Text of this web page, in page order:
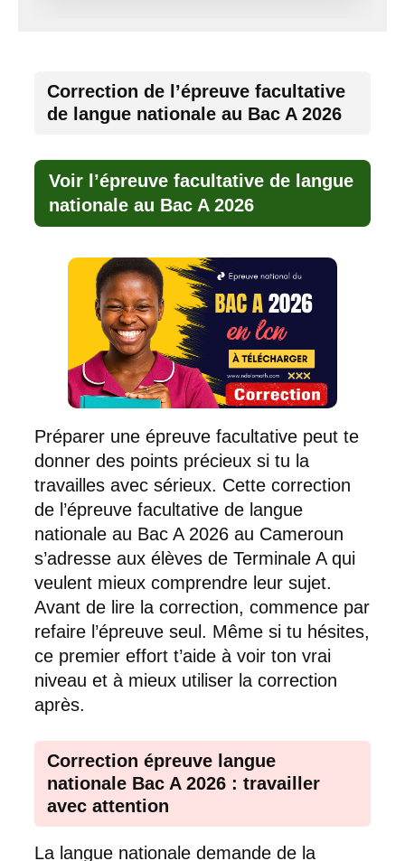
Correction de l’épreuve facultative
de langue nationale au Bac A 2026
Voir l’épreuve facultative de langue
nationale au Bac A 2026
Préparer une épreuve facultative peut te
donner des points précieux si tu la
travailles avec sérieux. Cette correction
de l’épreuve facultative de langue
nationale au Bac A 2026 au Cameroun
s’adresse aux élèves de Terminale A qui
veulent mieux comprendre leur sujet.
Avant de lire la correction, commence par
refaire l’épreuve seul. Même si tu hésites,
ce premier effort t’aide à voir ton vrai
niveau et à mieux utiliser la correction
après.
Correction épreuve langue
nationale Bac A 2026 : travailler
avec attention
La langue nationale demande de la